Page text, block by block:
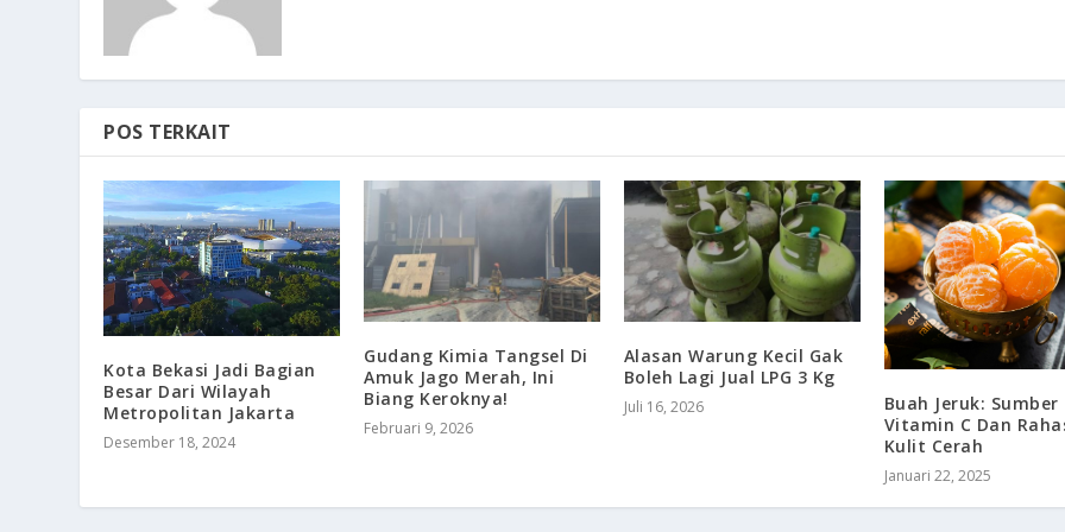
POS TERKAIT
Kota Bekasi Jadi Bagian
Besar Dari Wilayah
Metropolitan Jakarta
Desember 18, 2024
Gudang Kimia Tangsel Di
Amuk Jago Merah, Ini
Biang Keroknya!
Februari 9, 2026
Alasan Warung Kecil Gak
Boleh Lagi Jual LPG 3 Kg
Juli 16, 2026
Buah Jeruk: Sumber
Vitamin C Dan
Kulit Cerah
Januari 22, 2025